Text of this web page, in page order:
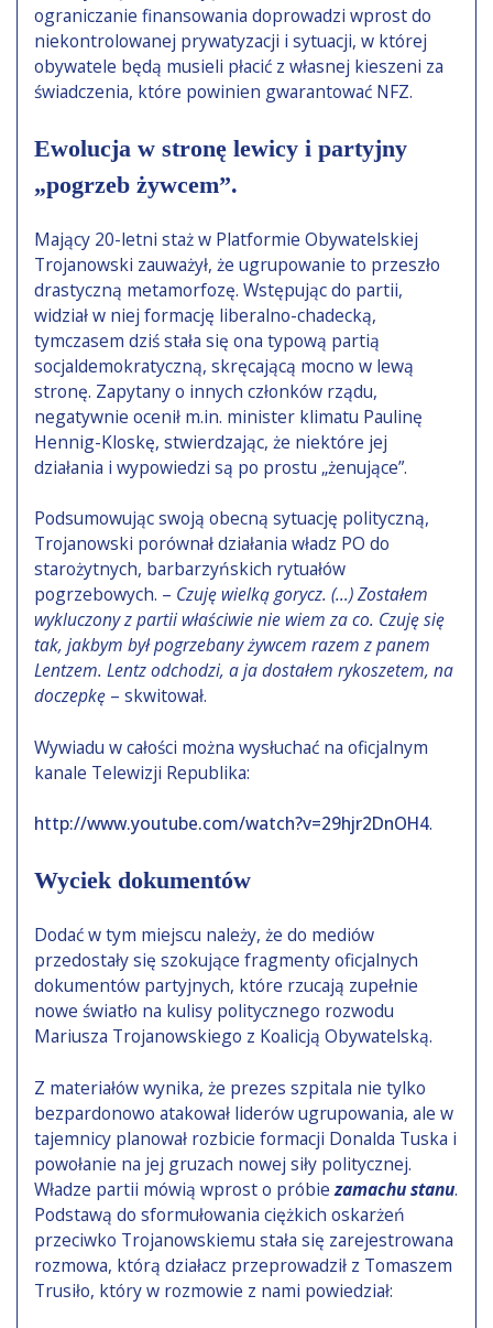
ograniczanie finansowania doprowadzi wprost do
niekontrolowanej prywatyzacji i sytuacji, w której
obywatele będą musieli płacić z własnej kieszeni za
świadczenia, które powinien gwarantować NFZ.
Ewolucja w stronę lewicy i partyjny
„pogrzeb żywcem”.
Mający 20-letni staż w Platformie Obywatelskiej
Trojanowski zauważył, że ugrupowanie to przeszło
drastyczną metamorfozę. Wstępując do partii,
widział w niej formację liberalno-chadecką,
tymczasem dziś stała się ona typową partią
socjaldemokratyczną, skręcającą mocno w lewą
stronę. Zapytany o innych członków rządu,
negatywnie ocenił m.in. minister klimatu Paulinę
Hennig-Kloskę, stwierdzając, że niektóre jej
działania i wypowiedzi są po prostu „żenujące”.
Podsumowując swoją obecną sytuację polityczną,
Trojanowski porównał działania władz PO do
starożytnych, barbarzyńskich rytuałów
pogrzebowych. – Czuję wielką gorycz. (…) Zostałem
wykluczony z partii właściwie nie wiem za co. Czuję się
tak, jakbym był pogrzebany żywcem razem z panem
Lentzem. Lentz odchodzi, a ja dostałem rykoszetem, na
doczepkę – skwitował.
Wywiadu w całości można wysłuchać na oficjalnym
kanale Telewizji Republika:
http://www.youtube.com/watch?v=29hjr2DnOH4.
Wyciek dokumentów
Dodać w tym miejscu należy, że do mediów
przedostały się szokujące fragmenty oficjalnych
dokumentów partyjnych, które rzucają zupełnie
nowe światło na kulisy politycznego rozwodu
Mariusza Trojanowskiego z Koalicją Obywatelską.
Z materiałów wynika, że prezes szpitala nie tylko
bezpardonowo atakował liderów ugrupowania, ale w
tajemnicy planował rozbicie formacji Donalda Tuska i
powołanie na jej gruzach nowej siły politycznej.
Władze partii mówią wprost o próbiezamachu stanu.
Podstawą do sformułowania ciężkich oskarżeń
przeciwko Trojanowskiemu stała się zarejestrowana
rozmowa, którą działacz przeprowadził z Tomaszem
Trusiło, który w rozmowie z nami powiedział: